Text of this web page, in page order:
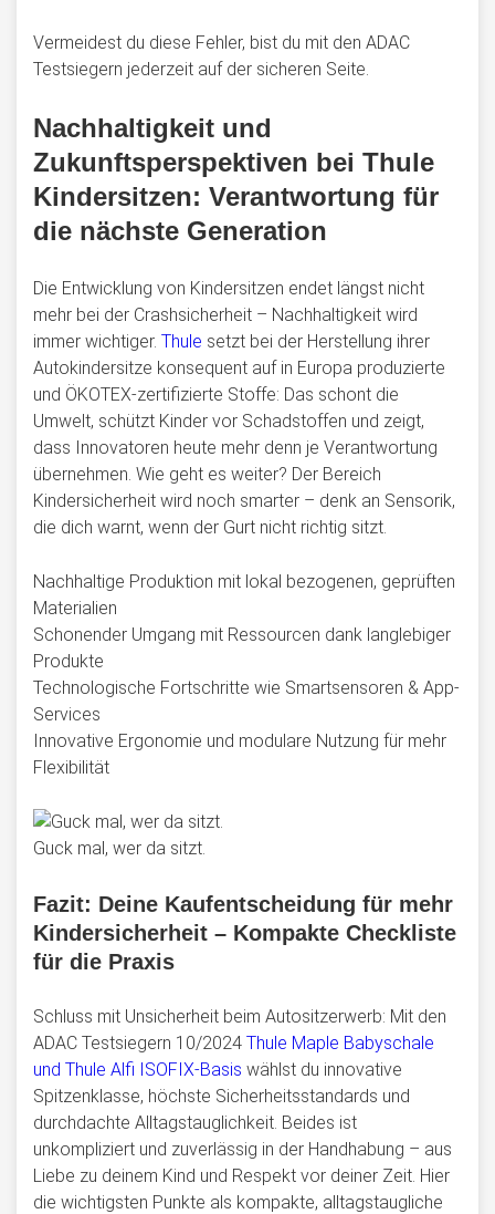
Vermeidest du diese Fehler, bist du mit den ADAC
Testsiegern jederzeit auf der sicheren Seite.
Nachhaltigkeit und
Zukunftsperspektiven bei Thule
Kindersitzen: Verantwortung für
die nächste Generation
Die Entwicklung von Kindersitzen endet längst nicht
mehr bei der Crashsicherheit – Nachhaltigkeit wird
immer wichtiger. Thule setzt bei der Herstellung ihrer
Autokindersitze konsequent auf in Europa produzierte
und ÖKOTEX-zertifizierte Stoffe: Das schont die
Umwelt, schützt Kinder vor Schadstoffen und zeigt,
dass Innovatoren heute mehr denn je Verantwortung
übernehmen. Wie geht es weiter? Der Bereich
Kindersicherheit wird noch smarter – denk an Sensorik,
die dich warnt, wenn der Gurt nicht richtig sitzt.
Nachhaltige Produktion mit lokal bezogenen, geprüften
Materialien
Schonender Umgang mit Ressourcen dank langlebiger
Produkte
Technologische Fortschritte wie Smartsensoren & App-
Services
Innovative Ergonomie und modulare Nutzung für mehr
Flexibilität
Guck mal, wer da sitzt.
Fazit: Deine Kaufentscheidung für mehr
Kindersicherheit – Kompakte Checkliste
für die Praxis
Schluss mit Unsicherheit beim Autositzerwerb: Mit den
ADAC Testsiegern 10/2024 Thule Maple Babyschale
und Thule Alfi ISOFIX-Basis wählst du innovative
Spitzenklasse, höchste Sicherheitsstandards und
durchdachte Alltagstauglichkeit. Beides ist
unkompliziert und zuverlässig in der Handhabung – aus
Liebe zu deinem Kind und Respekt vor deiner Zeit. Hier
die wichtigsten Punkte als kompakte, alltagstaugliche